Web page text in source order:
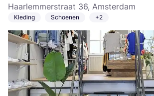
Haarlemmerstraat 36, Amsterdam
Kleding Schoenen +2